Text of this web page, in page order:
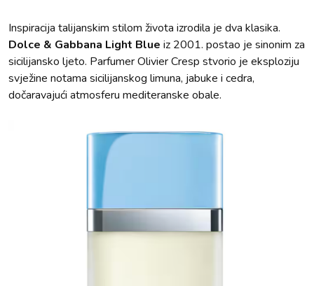
Inspiracija talijanskim stilom života izrodila je dva klasika.
Dolce & Gabbana Light Blue iz 2001. postao je sinonim za
sicilijansko ljeto. Parfumer Olivier Cresp stvorio je eksploziju
svježine notama sicilijanskog limuna, jabuke i cedra,
dočaravajući atmosferu mediteranske obale.